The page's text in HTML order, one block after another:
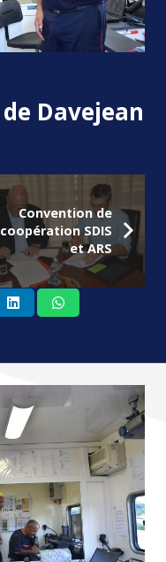
Davejean
Convention de
coopération SDIS
et ARS